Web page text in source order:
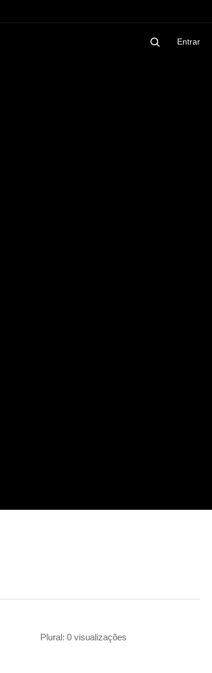
Entrar
Plural: 0 visualizações